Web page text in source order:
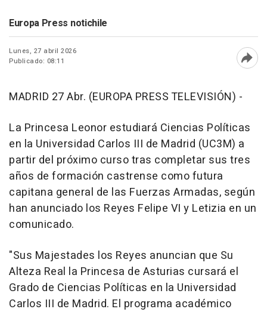
Europa Press notichile
Lunes, 27 abril 2026
Publicado: 08:11
MADRID 27 Abr. (EUROPA PRESS TELEVISIÓN) -
La Princesa Leonor estudiará Ciencias Políticas
en la Universidad Carlos III de Madrid (UC3M) a
partir del próximo curso tras completar sus tres
años de formación castrense como futura
capitana general de las Fuerzas Armadas, según
han anunciado los Reyes Felipe VI y Letizia en un
comunicado.
"Sus Majestades los Reyes anuncian que Su
Alteza Real la Princesa de Asturias cursará el
Grado de Ciencias Políticas en la Universidad
Carlos III de Madrid. El programa académico